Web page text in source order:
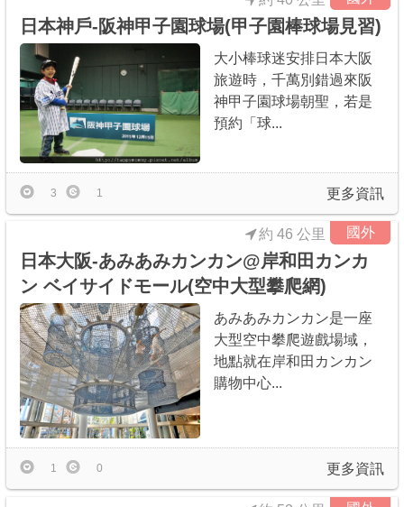
日本神戶-阪神甲子園球場(甲子園棒球場見習)
大小棒球迷安排日本大阪
旅遊時，千萬別錯過來阪
神甲子園球場朝聖，若是
預約「球...
更多資訊
3 1
國外
日本大阪-あみあみカンカン@岸和田カンカ
ン ベイサイドモール(空中大型攀爬網)
約 46 公里
あみあみカンカン是一座
大型空中攀爬遊戲場域，
地點就在岸和田カンカン
購物中心...
更多資訊
1 0